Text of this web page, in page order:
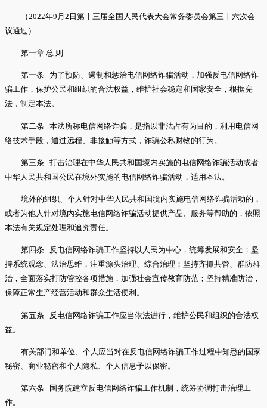
（2022年9月2日第十三届全国人民代表大会常务委员会第三十六次会
议通过）
第一章 总 则
第一条 为了预防、遏制和惩治电信网络诈骗活动，加强反电信网络诈
骗工作，保护公民和组织的合法权益，维护社会稳定和国家安全，根据宪
法，制定本法。
第二条 本法所称电信网络诈骗，是指以非法占有为目的，利用电信网
络技术手段，通过远程、非接触等方式，诈骗公私财物的行为。
第三条 打击治理在中华人民共和国境内实施的电信网络诈骗活动或者
中华人民共和国公民在境外实施的电信网络诈骗活动，适用本法。
境外的组织、个人针对中华人民共和国境内实施电信网络诈骗活动的，
或者为他人针对境内实施电信网络诈骗活动提供产品、服务等帮助的，依照
本法有关规定处理和追究责任。
第四条 反电信网络诈骗工作坚持以人民为中心，统筹发展和安全；坚
持系统观念、法治思维，注重源头治理、综合治理；坚持齐抓共管、群防群
治，全面落实打防管控各项措施，加强社会宣传教育防范；坚持精准防治，
保障正常生产经营活动和群众生活便利。
第五条 反电信网络诈骗工作应当依法进行，维护公民和组织的合法权
益。
有关部门和单位、个人应当对在反电信网络诈骗工作过程中知悉的国家
秘密、商业秘密和个人隐私、个人信息予以保密。
第六条 国务院建立反电信网络诈骗工作机制，统筹协调打击治理工
作。